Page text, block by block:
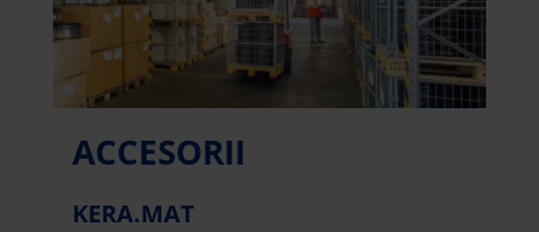
ACCESORII
KERA.MAT